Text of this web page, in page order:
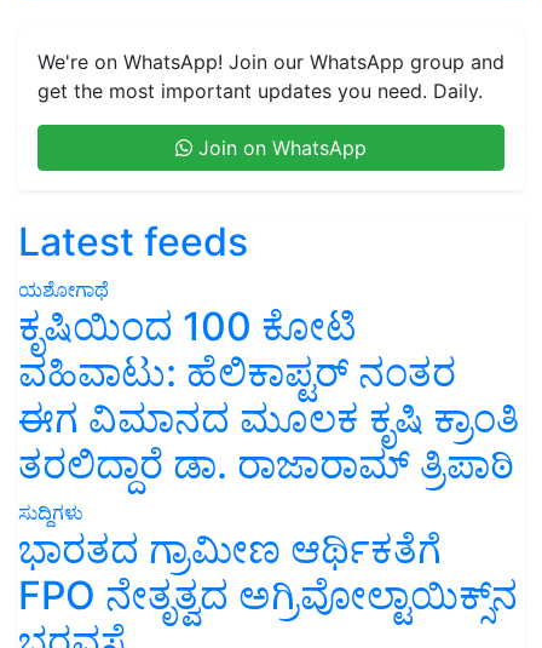
We're on WhatsApp! Join our WhatsApp group and
get the most important updates you need. Daily.
Join on WhatsApp
Latest feeds
ಯಶೋಗಾಥೆ
ಕೃಷಿಯಿಂದ 100 ಕೋಟಿ
ವಹಿವಾಟು: ಹೆಲಿಕಾಪ್ಟರ್ ನಂತರ
ಈಗ ವಿಮಾನದ ಮೂಲಕ ಕೃಷಿ ಕ್ರಾಂತಿ
ತರಲಿದ್ದಾರೆ ಡಾ. ರಾಜಾರಾಮ್ ತ್ರಿಪಾಠಿ
ಸುದ್ದಿಗಳು
ಭಾರತದ ಗ್ರಾಮೀಣ ಆರ್ಥಿಕತೆಗೆ
FPO ನೇತೃತ್ವದ ಅಗ್ರಿವೋಲ್ಟಾಯಿಕ್ಸ್‌ನ